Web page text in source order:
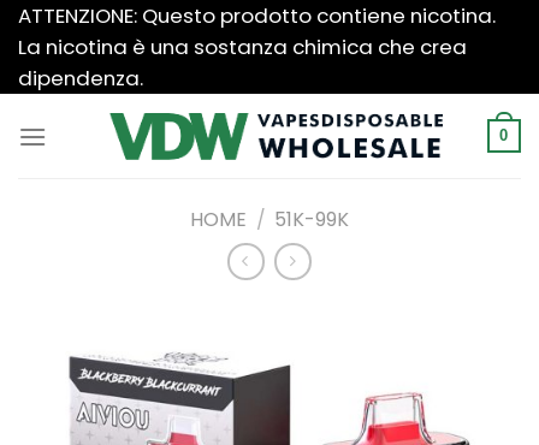
Salta
contenuti
ATTENZIONE: Questo prodotto contiene nicotina.
La nicotina è una sostanza chimica che crea
dipendenza.
0
HOME / 51K-99K